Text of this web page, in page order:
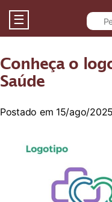
☰
Conheça o
Saúde
Postado em 15/ago/2025